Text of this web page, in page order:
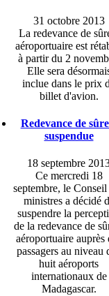
31 octobre 2013
La redevance de
aéroportuaire est
à partir du 2
Elle sera
inclue dans le prix
billet d'avion.
Redevance de
suspendue
18 septembre
Ce mercredi 18
septembre, le Conseil
ministres a décidé
suspendre la
de la redevance de
aéroportuaire auprès
passagers au niveau
huit aéroports
internationaux de
Madagascar.